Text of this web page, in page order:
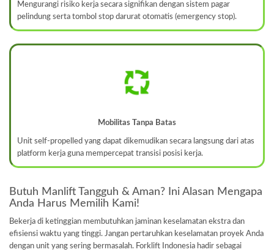
Mengurangi risiko kerja secara signifikan dengan sistem pagar
pelindung serta tombol stop darurat otomatis (emergency stop).
Mobilitas Tanpa Batas
Unit self-propelled yang dapat dikemudikan secara langsung dari atas
platform kerja guna mempercepat transisi posisi kerja.
Butuh Manlift Tangguh & Aman? Ini Alasan Mengapa
Anda Harus Memilih Kami!
Bekerja di ketinggian membutuhkan jaminan keselamatan ekstra dan
efisiensi waktu yang tinggi. Jangan pertaruhkan keselamatan proyek Anda
dengan unit yang sering bermasalah. Forklift Indonesia hadir sebagai